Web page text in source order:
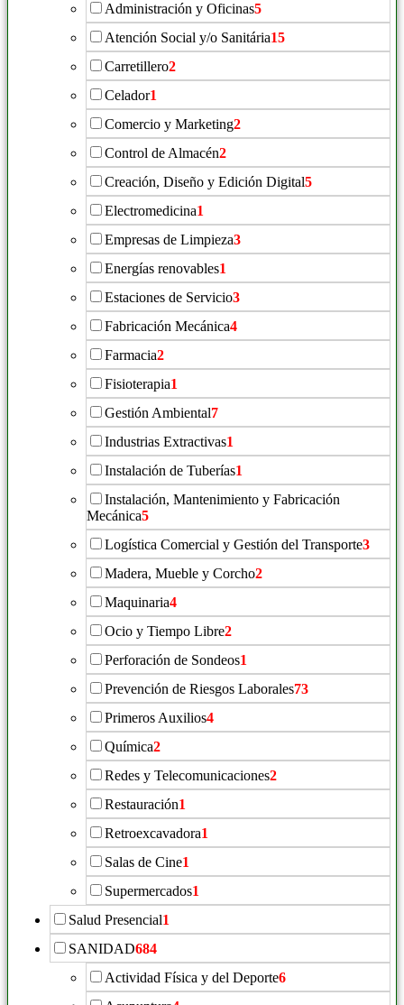
Administración y Oficinas5
Atención Social y/o Sanitária15
Carretillero2
Celador1
Comercio y Marketing2
Control de Almacén2
Creación, Diseño y Edición Digital5
Electromedicina1
Empresas de Limpieza3
Energías renovables1
Estaciones de Servicio3
Fabricación Mecánica4
Farmacia2
Fisioterapia1
Gestión Ambiental7
Industrias Extractivas1
Instalación de Tuberías1
Instalación, Mantenimiento y Fabricación
Mecánica5
Logística Comercial y Gestión del Transporte3
Madera, Mueble y Corcho2
Maquinaria4
Ocio y Tiempo Libre2
Perforación de Sondeos1
Prevención de Riesgos Laborales73
Primeros Auxilios4
Química2
Redes y Telecomunicaciones2
Restauración1
Retroexcavadora1
Salas de Cine1
Supermercados1
Salud Presencial1
SANIDAD684
Actividad Física y del Deporte6